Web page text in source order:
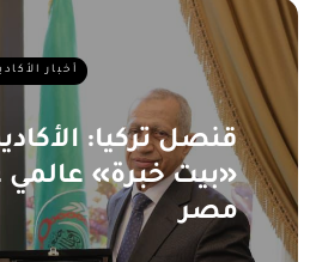
أخبار
قنصل تركيا:
«بيت خبرة»
مصر